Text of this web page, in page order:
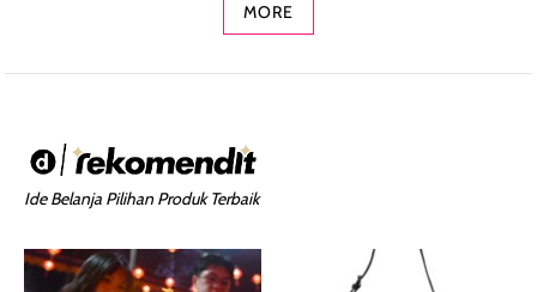
MORE
Ide Belanja Pilihan Produk Terbaik